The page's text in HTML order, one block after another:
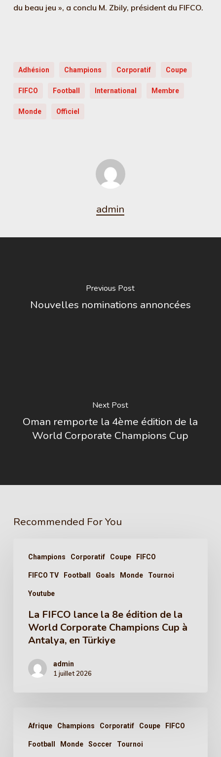
du beau jeu », a conclu M. Zbily, président du FIFCO.
Adhésion Champions Corporatif Coupe
FIFCO Football International Membre
Monde Officiel
admin
Previous Post
Nouvelles nominations annoncées
Next Post
Oman remporte la 4ème édition de la
World Corporate Champions Cup
Recommended For You
Champions Corporatif Coupe FIFCO
FIFCO TV Football Goals Monde Tournoi
Youtube
La FIFCO lance la 8e édition de la
World Corporate Champions Cup à
Antalya, en Türkiye
admin
1 juillet 2026
Afrique Champions Corporatif Coupe FIFCO
Football Monde Soccer Tournoi